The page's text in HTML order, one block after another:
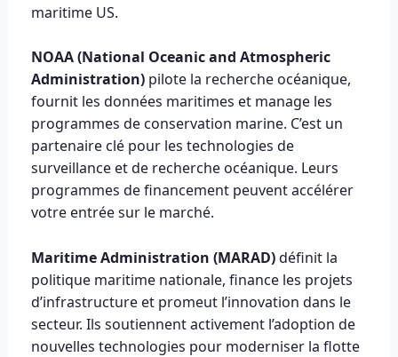
maritime US.
NOAA (National Oceanic and Atmospheric
Administration)pilote la recherche océanique,
fournit les données maritimes et manage les
programmes de conservation marine. C’est un
partenaire clé pour les technologies de
surveillance et de recherche océanique. Leurs
programmes de financement peuvent accélérer
votre entrée sur le marché.
Maritime Administration (MARAD)définit la
politique maritime nationale, finance les projets
d’infrastructure et promeut l’innovation dans le
secteur. Ils soutiennent activement l’adoption de
nouvelles technologies pour moderniser la flotte